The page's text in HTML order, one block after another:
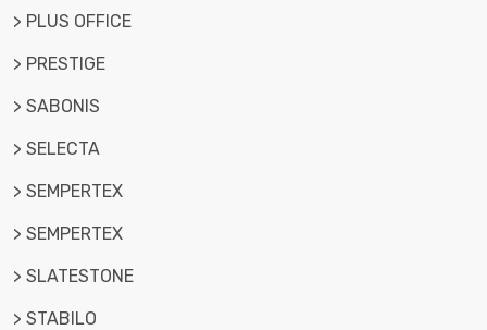
> PLUS OFFICE
> PRESTIGE
> SABONIS
> SELECTA
> SEMPERTEX
> SEMPERTEX
> SLATESTONE
> STABILO